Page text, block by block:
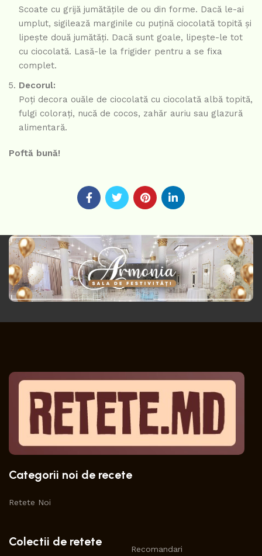
Scoate cu grijă jumătățile de ou din forme. Dacă le-ai
umplut, sigilează marginile cu puțină ciocolată topită și
lipește două jumătăți. Dacă sunt goale, lipește-le tot
cu ciocolată. Lasă-le la frigider pentru a se fixa
complet.
Decorul:
Poți decora ouăle de ciocolată cu ciocolată albă topită,
fulgi colorați, nucă de cocos, zahăr auriu sau glazură
alimentară.
Poftă bună!
Categorii noi de recete
Retete Noi
Colectii de retete
Recomandari